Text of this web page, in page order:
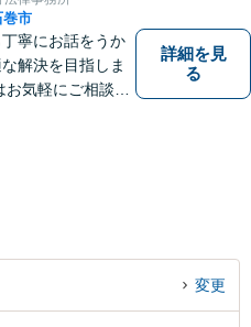
巻市
寧にお話をうか
解決を目指しま
気軽にご相談く
詳細を見
る
変更